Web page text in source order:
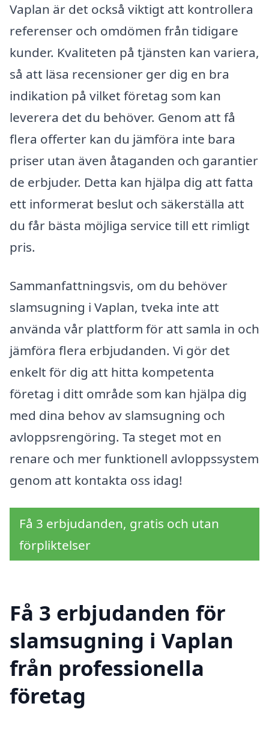
Vaplan är det också viktigt att kontrollera
referenser och omdömen från tidigare
kunder. Kvaliteten på tjänsten kan variera,
så att läsa recensioner ger dig en bra
indikation på vilket företag som kan
leverera det du behöver. Genom att få
flera offerter kan du jämföra inte bara
priser utan även åtaganden och garantier
de erbjuder. Detta kan hjälpa dig att fatta
ett informerat beslut och säkerställa att
du får bästa möjliga service till ett rimligt
pris.
Sammanfattningsvis, om du behöver
slamsugning i Vaplan, tveka inte att
använda vår plattform för att samla in och
jämföra flera erbjudanden. Vi gör det
enkelt för dig att hitta kompetenta
företag i ditt område som kan hjälpa dig
med dina behov av slamsugning och
avloppsrengöring. Ta steget mot en
renare och mer funktionell avloppssystem
genom att kontakta oss idag!
Få 3 erbjudanden, gratis och utan
förpliktelser
Få 3 erbjudanden för
slamsugning i Vaplan
från professionella
företag